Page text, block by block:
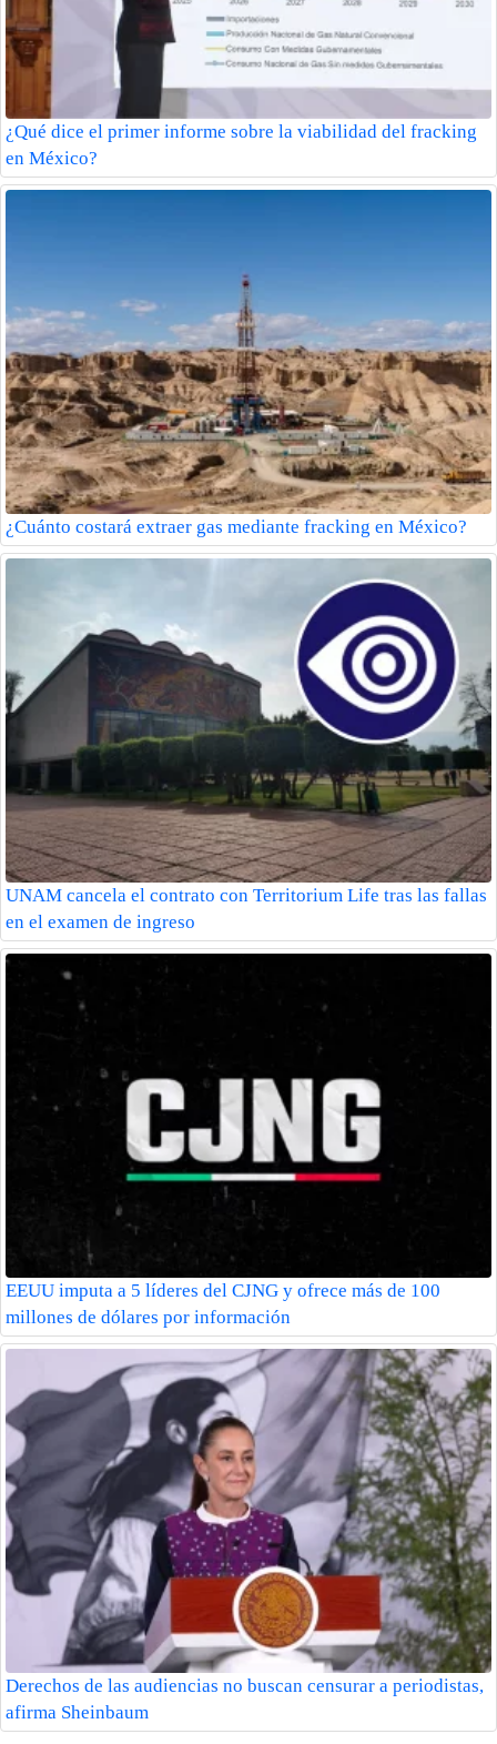
¿Qué dice el primer informe sobre la viabilidad del fracking
en México?
¿Cuánto costará extraer gas mediante fracking en México?
UNAM cancela el contrato con Territorium Life tras las fallas
en el examen de ingreso
EEUU imputa a 5 líderes del CJNG y ofrece más de 100
millones de dólares por información
Derechos de las audiencias no buscan censurar a periodistas,
afirma Sheinbaum